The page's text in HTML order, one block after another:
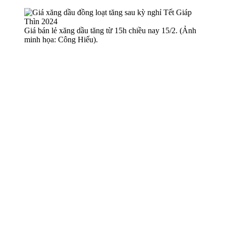
Giá bán lẻ xăng dầu tăng từ 15h chiều nay 15/2. (Ảnh
minh họa: Công Hiếu).